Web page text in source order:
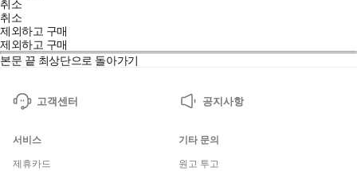
취소
취소
제외하고 구매
제외하고 구매
본문 끝 최상단으로 돌아가기
고객센터 공지사항
서비스
제휴카드
기타 문의
원고 투고